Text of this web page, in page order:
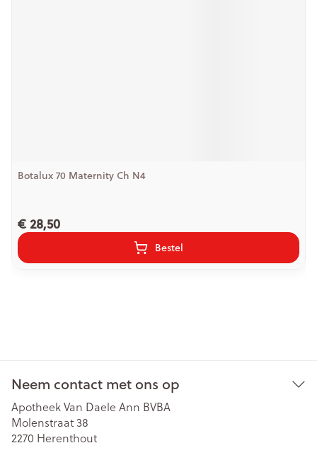
Botalux 70 Maternity Ch N4
€ 28,50
Bestel
Neem contact met ons op
Apotheek Van Daele Ann BVBA
Molenstraat 38
2270 Herenthout